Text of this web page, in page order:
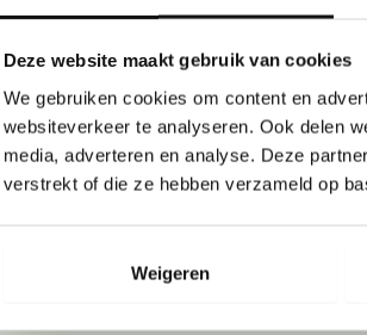
Deze website maakt gebruik van cookies
We gebruiken cookies om content en
websiteverkeer te analyseren. Ook delen
media, adverteren en analyse. Deze
verstrekt of die ze hebben verzameld op
Weigeren
over onze dienst